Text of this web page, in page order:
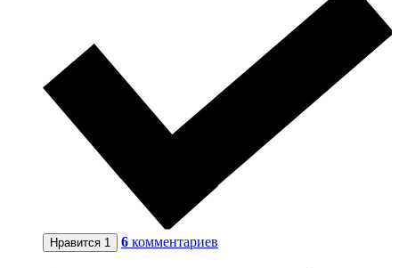
Нравится 1 6 комментариев